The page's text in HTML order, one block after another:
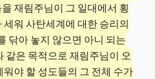
재림주님이 그 일대에서 횡
세워 사탄세계에 대한 승리의
닦아 놓지 않으면 아니 되는
같은 목적으로 재림주님이 오
워야 할 성도들의 그 전체 수가